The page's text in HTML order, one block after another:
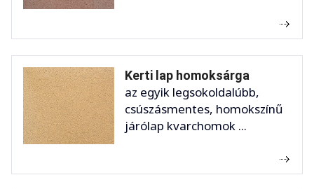
Kerti lap homoksárga
az egyik legsokoldalúbb,
csúszásmentes, homokszínű
járólap kvarchomok ...